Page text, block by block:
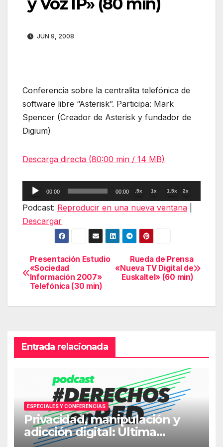
y Voz IP» (80 min)
JUN 9, 2008
Conferencia sobre la centralita telefónica de
software libre “Asterisk”. Participa: Mark
Spencer (Creador de Asterisk y fundador de
Digium)
Descarga directa (80:00 min / 14 MB)
Reproductor
de
00:00 00:00 .5x 1x 1.5x 2x
Podcast: Reproducir en una nueva ventana
Descargar
Navegación
de
entradas
Rueda de Prensa
«Nueva TV Digital de
Euskaltel» (60 min)
Presentación Estudio
«Sociedad
Información 2007»
Telefónica (30 min)
Entrada relacionada
ESPECIALES Y CONFERENCIAS
Privacidad, manipulación y
adicción digital: Última